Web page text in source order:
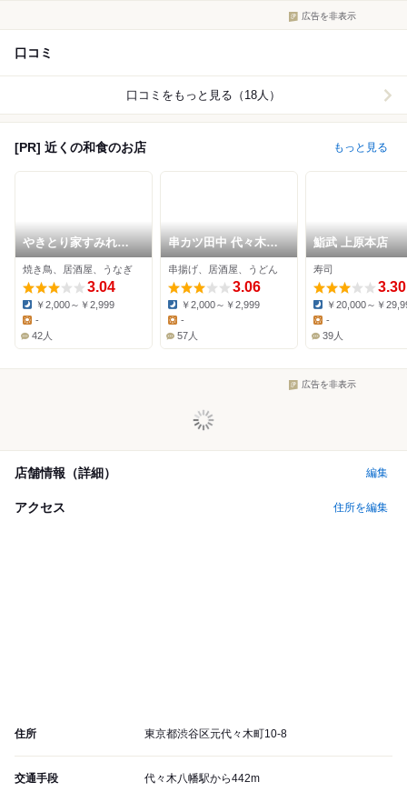
広告を非表示
口コミ
口コミをもっと見る（18人）
[PR] 近くの和食のお店 もっと見る
やきとり家すみれ
代々木上原店
焼き鳥、居酒屋、うなぎ
3.04
Dinner:
￥2,000～￥2,999
Lunch:
-
42人
串カツ田中 代々木上
原店
串揚げ、居酒屋、うどん
3.06
Dinner:
￥2,000～￥2,999
Lunch:
-
57人
鮨武 上原本店
寿司
3.30
Dinner:
￥20,000～￥
Lunch:
-
39人
広告を非表示
店舗情報（詳細） 編集
アクセス 住所を編集
住所 東京都渋谷区元代々木町10-8
交通手段 代々木八幡駅から442m